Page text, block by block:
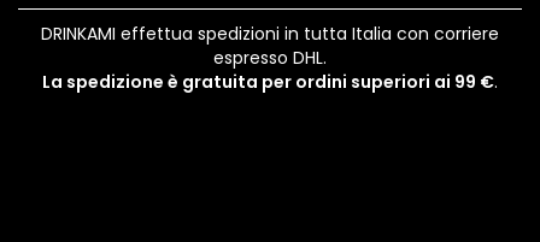
DRINKAMI effettua spedizioni in tutta Italia con corriere
espresso DHL.
La spedizione è gratuita per ordini superiori ai 99 €.